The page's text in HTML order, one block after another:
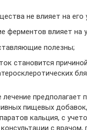
не влияет на его
ферментов влияет на
полезны;
становится
предполагает
пищевых
кальция, с
с врачом,